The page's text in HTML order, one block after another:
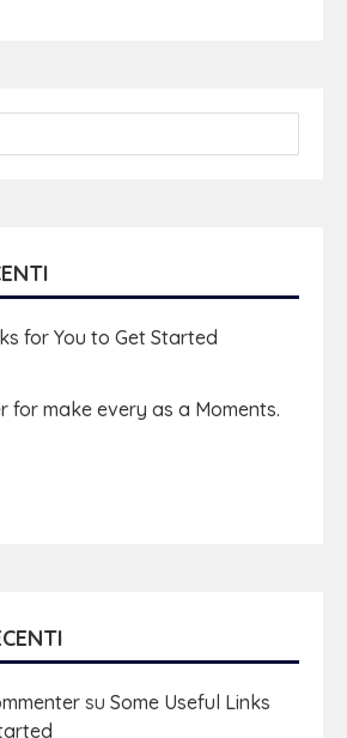
for You to Get Started
for make every as a Moments.
su Some Useful Links